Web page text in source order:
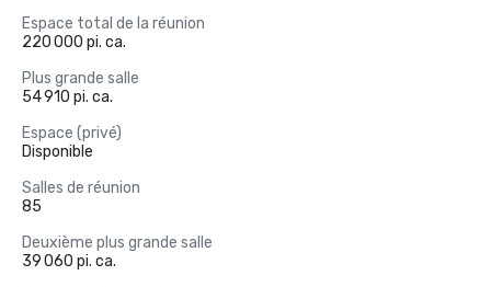
Espace total de la réunion
220 000 pi. ca.
Plus grande salle
54 910 pi. ca.
Espace (privé)
Disponible
Salles de réunion
85
Deuxième plus grande salle
39 060 pi. ca.